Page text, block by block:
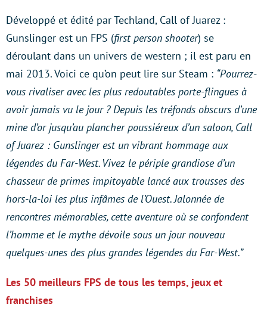
Développé et édité par Techland, Call of Juarez :
Gunslinger est un FPS (first person shooter) se
déroulant dans un univers de western ; il est paru en
mai 2013. Voici ce qu’on peut lire sur Steam : “Pourrez-
vous rivaliser avec les plus redoutables porte-flingues à
avoir jamais vu le jour ? Depuis les tréfonds obscurs d’une
mine d’or jusqu’au plancher poussiéreux d’un saloon, Call
of Juarez : Gunslinger est un vibrant hommage aux
légendes du Far-West. Vivez le périple grandiose d’un
chasseur de primes impitoyable lancé aux trousses des
hors-la-loi les plus infâmes de l’Ouest. Jalonnée de
rencontres mémorables, cette aventure où se confondent
l’homme et le mythe dévoile sous un jour nouveau
quelques-unes des plus grandes légendes du Far-West.”
Les 50 meilleurs FPS de tous les temps, jeux et
franchises